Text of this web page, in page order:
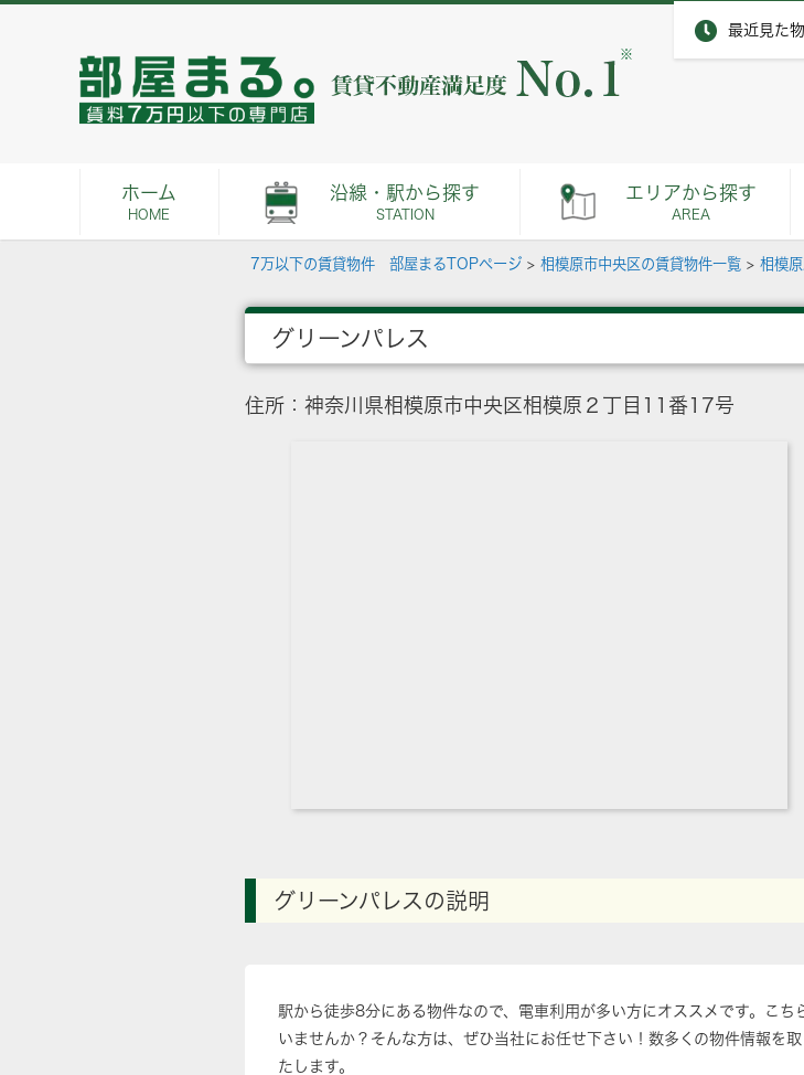
最近見た
※
ホーム
HOME
沿線・駅から探す
STATION
エリアから探す
AREA
7万以下の賃貸物件 部屋まるTOPページ > 相模原市中央区の賃貸物件一覧 > 相模
グリーンパレス
住所：神奈川県相模原市中央区相模原２丁目11番17号
グリーンパレスの説明
駅から徒歩8分にある物件なので、電車利用が多い方にオススメです。こ
いませんか？そんな方は、ぜひ当社にお任せ下さい！数多くの物件情報を
たします。